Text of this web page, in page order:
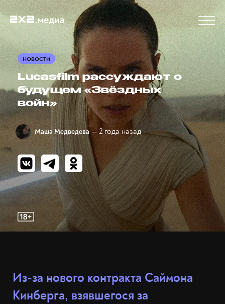
НОВОСТИ
Lucasfilm рассуждают о
будущем «Звёздных
войн»
Маша Медведева — 2 года назад
Из-за нового контракта Саймона
Кинберга, взявшегося за